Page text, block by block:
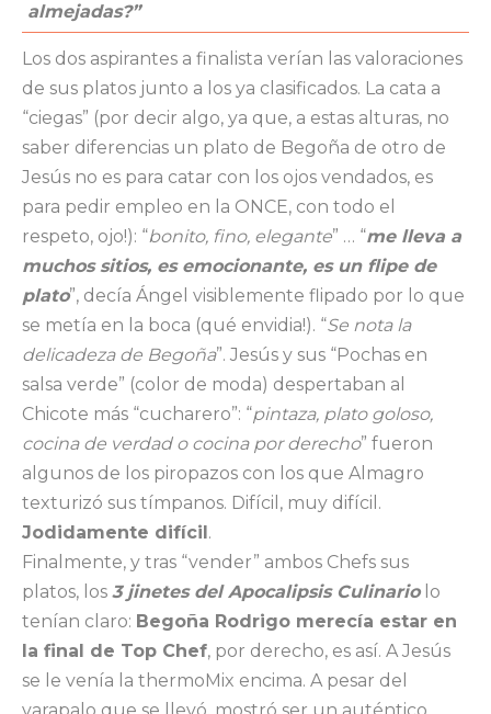
almejadas?”
Los dos aspirantes a finalista verían las valoraciones
de sus platos junto a los ya clasificados. La cata a
“ciegas” (por decir algo, ya que, a estas alturas, no
saber diferencias un plato de Begoña de otro de
Jesús no es para catar con los ojos vendados, es
para pedir empleo en la ONCE, con todo el
respeto, ojo!): “bonito, fino, elegante” … “me lleva a
muchos sitios, es emocionante, es un flipe de
plato”, decía Ángel visiblemente flipado por lo que
se metía en la boca (qué envidia!). “Se nota la
delicadeza de Begoña”. Jesús y sus “Pochas en
salsa verde” (color de moda) despertaban al
Chicote más “cucharero”: “pintaza, plato goloso,
cocina de verdad o cocina por derecho” fueron
algunos de los piropazos con los que Almagro
texturizó sus tímpanos. Difícil, muy difícil.
Jodidamente difícil.
Finalmente, y tras “vender” ambos Chefs sus
platos, los 3 jinetes del Apocalipsis Culinariolo
tenían claro: Begoña Rodrigo merecía estar en
la final de Top Chef, por derecho, es así. A Jesús
se le venía la thermoMix encima. A pesar del